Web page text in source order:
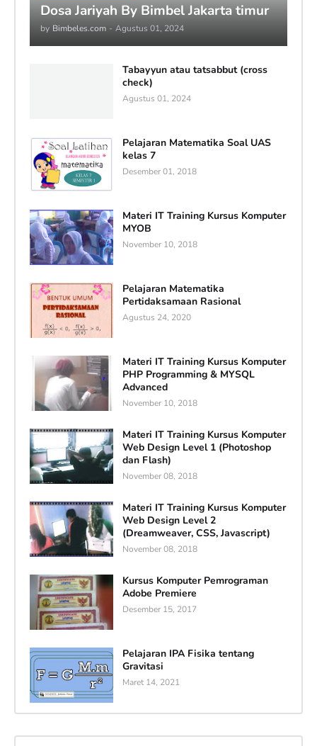
Dosa Jariyah By Bimbel Jakarta timur
by Bimbeles.com - Agustus 01, 2024
Tabayyun atau tatsabbut (cross
check)
Agustus 01, 2024
Pelajaran Matematika Soal UAS
kelas 7
Desember 01, 2018
Materi IT Training Kursus Komputer
MYOB
November 10, 2018
Pelajaran Matematika
Pertidaksamaan Rasional
Agustus 24, 2020
Materi IT Training Kursus Komputer
PHP Programming & MYSQL
Advanced
November 10, 2018
Materi IT Training Kursus Komputer
Web Design Level 1 (Photoshop
dan Flash)
November 08, 2018
Materi IT Training Kursus Komputer
Web Design Level 2
(Dreamweaver, CSS, Javascript)
November 08, 2018
Kursus Komputer Pemrograman
Adobe Premiere
Desember 15, 2017
Pelajaran IPA Fisika tentang
Gravitasi
Maret 14, 2021